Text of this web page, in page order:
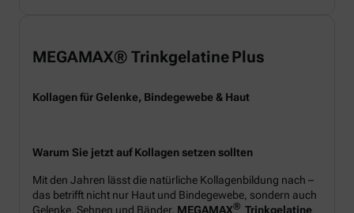
MEGAMAX® Trinkgelatine Plus
Kollagen für Gelenke, Bindegewebe & Haut
Warum Sie jetzt auf Kollagen setzen sollten
Mit den Jahren lässt die natürliche Kollagenbildung nach –
das betrifft nicht nur Haut und Bindegewebe, sondern auch
Gelenke, Sehnen und Bänder. MEGAMAX® Trinkgelatine